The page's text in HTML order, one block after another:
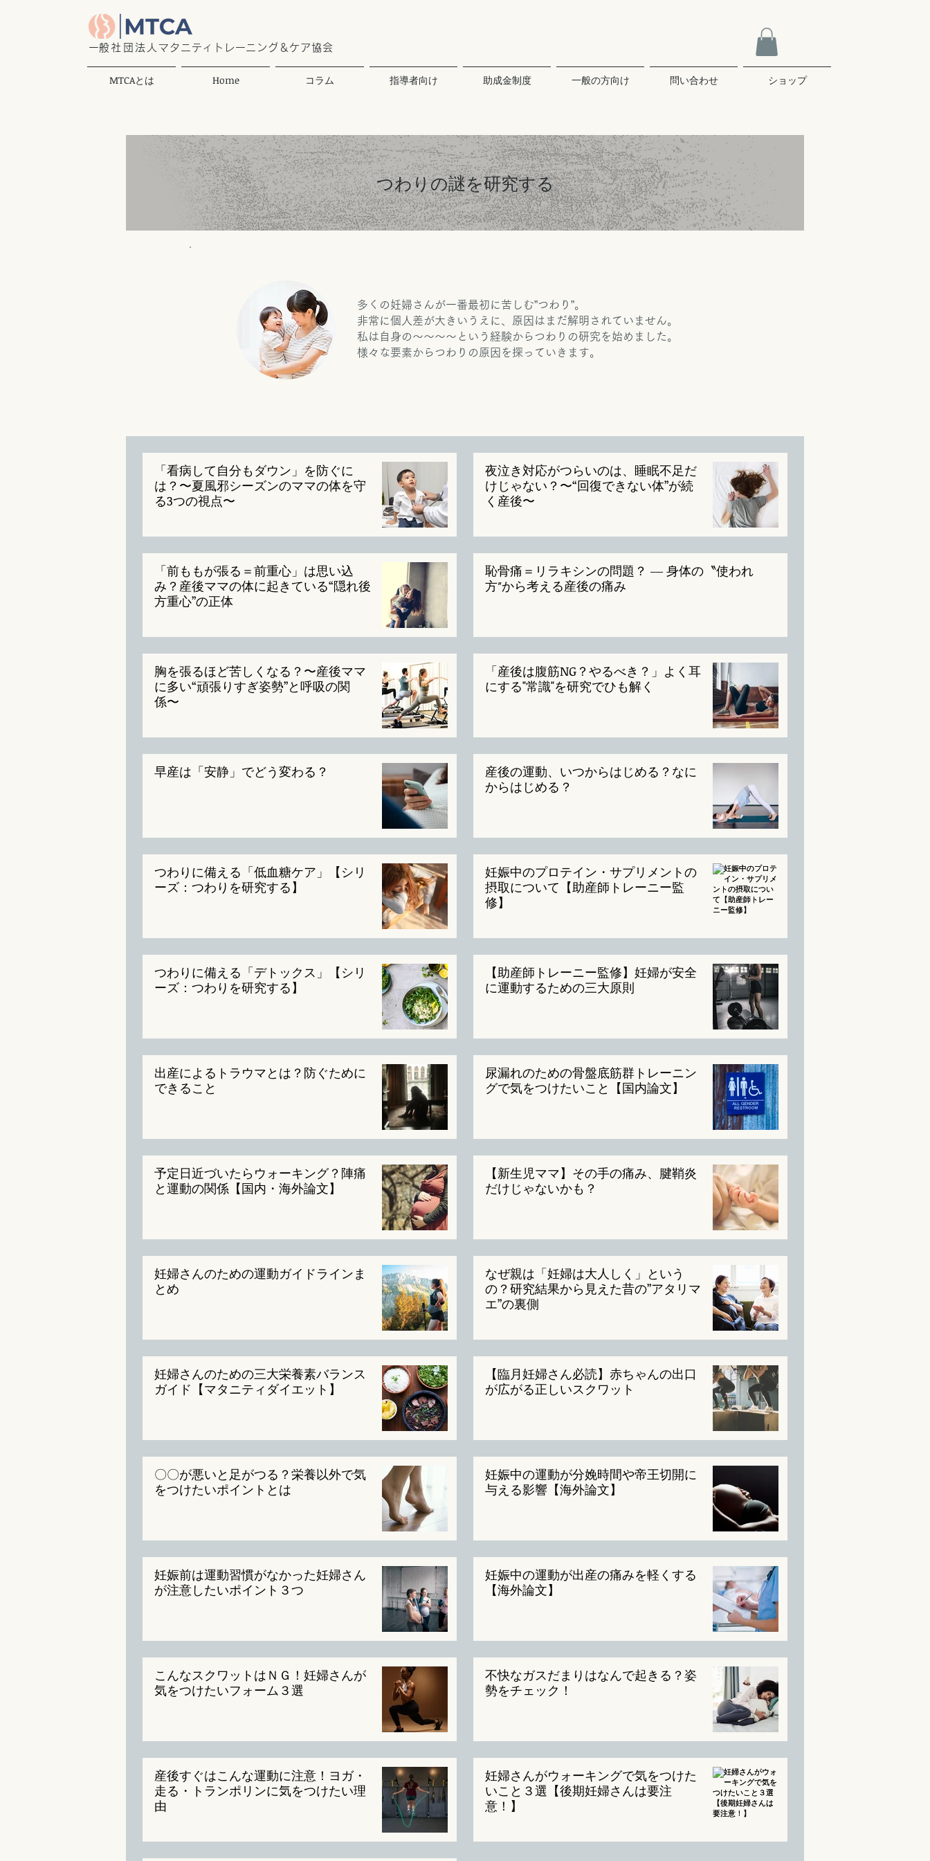
​一般社団法人 マタニティトレーニング＆ケア協会
MTCAとは Home コラム 指導者向け 助成金制度 一般の方向け 問い合わせ ショップ
つわりの謎を研究する
多くの妊婦さんが一番最初に苦しむ”つわり”。
非常に個人差が大きいうえに、原因はまだ解明されていません。
私は自身の～～～～という経験からつわりの研究を始めました。
様々な要素からつわりの原因を探っていきます。
「看病して自分もダウン」を防ぐに
は？〜夏風邪シーズンのママの体を守
る3つの視点〜
夜泣き対応がつらいのは、睡眠不足だ
けじゃない？〜“回復できない体”が続
く産後〜
「前ももが張る＝前重心」は思い込
み？産後ママの体に起きている“隠れ後
方重心”の正体
恥骨痛＝リラキシンの問題？ ― 身体の〝使われ
方″から考える産後の痛み
胸を張るほど苦しくなる？〜産後ママ
に多い“頑張りすぎ姿勢”と呼吸の関
係〜
「産後は腹筋NG？やるべき？」よく耳
にする"常識"を研究でひも解く
早産は「安静」でどう変わる？
産後の運動、いつからはじめる？なに
からはじめる？
つわりに備える「低血糖ケア」【シリ
ーズ：つわりを研究する】
妊娠中のプロテイン・サプリメントの
摂取について【助産師トレーニー監
修】
つわりに備える「デトックス」【シリ
ーズ：つわりを研究する】
【助産師トレーニー監修】妊婦が安全
に運動するための三大原則
出産によるトラウマとは？防ぐために
できること
尿漏れのための骨盤底筋群トレーニン
グで気をつけたいこと【国内論文】
予定日近づいたらウォーキング？陣痛
と運動の関係【国内・海外論文】
【新生児ママ】その手の痛み、腱鞘炎
だけじゃないかも？
妊婦さんのための運動ガイドラインま
とめ
なぜ親は「妊婦は大人しく」という
の？研究結果から見えた昔の”アタリマ
エ”の裏側
妊婦さんのための三大栄養素バランス
ガイド【マタニティダイエット】
【臨月妊婦さん必読】赤ちゃんの出口
が広がる正しいスクワット
〇〇が悪いと足がつる？栄養以外で気
をつけたいポイントとは
妊娠中の運動が分娩時間や帝王切開に
与える影響【海外論文】
妊娠前は運動習慣がなかった妊婦さん
が注意したいポイント３つ
妊娠中の運動が出産の痛みを軽くする
【海外論文】
こんなスクワットはＮＧ！妊婦さんが
気をつけたいフォーム３選
不快なガスだまりはなんで起きる？姿
勢をチェック！
産後すぐはこんな運動に注意！ヨガ・
走る・トランポリンに気をつけたい理
由
妊婦さんがウォーキングで気をつけた
いこと３選【後期妊婦さんは要注
意！】